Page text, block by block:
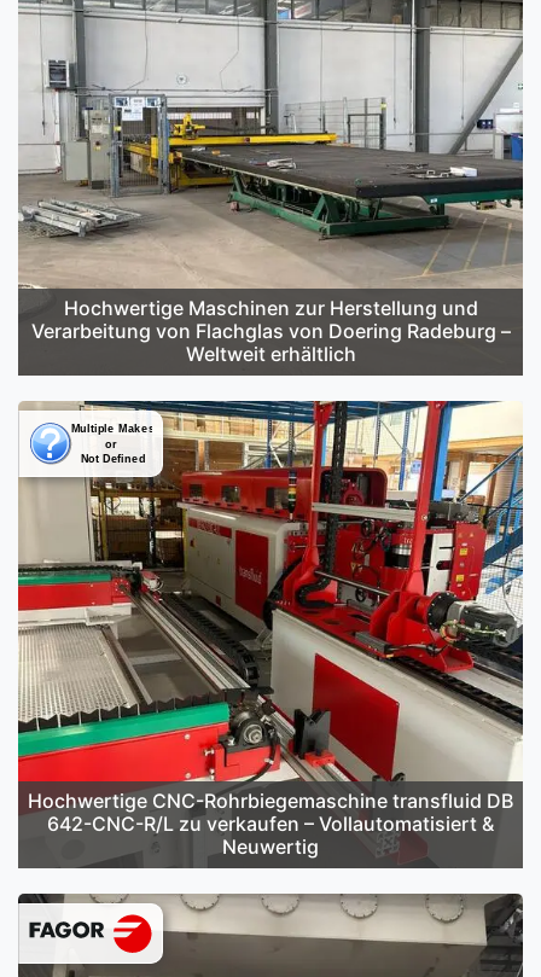
Hochwertige Maschinen zur Herstellung und
Verarbeitung von Flachglas von Doering Radeburg –
Weltweit erhältlich
Hochwertige CNC-Rohrbiegemaschine transfluid DB
642-CNC-R/L zu verkaufen – Vollautomatisiert &
Neuwertig